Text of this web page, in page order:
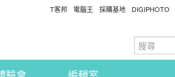
T客邦 電腦王 採購基地 DIGIPHOTO